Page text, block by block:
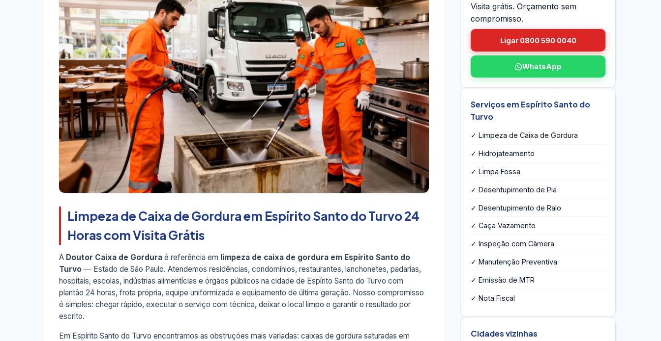
Limpeza de Caixa de Gordura em Espírito Santo do Turvo 24
Horas com Visita Grátis
A Doutor Caixa de Gordura é referência em limpeza de caixa de gordura em Espírito Santo do
Turvo — Estado de São Paulo. Atendemos residências, condomínios, restaurantes, lanchonetes, padarias,
hospitais, escolas, indústrias alimentícias e órgãos públicos na cidade de Espírito Santo do Turvo com
plantão 24 horas, frota própria, equipe uniformizada e equipamento de última geração. Nosso compromisso
é simples: chegar rápido, executar o serviço com técnica, deixar o local limpo e garantir o resultado por
escrito.
Em Espírito Santo do Turvo encontramos as obstruções mais variadas: caixas de gordura saturadas em
Visita grátis. Orçamento sem
compromisso.
Ligar 0800 590 0040
WhatsApp
Serviços em Espírito Santo do
Turvo
✓ Limpeza de Caixa de Gordura
✓ Hidrojateamento
✓ Limpa Fossa
✓ Desentupimento de Pia
✓ Desentupimento de Ralo
✓ Caça Vazamento
✓ Inspeção com Câmera
✓ Manutenção Preventiva
✓ Emissão de MTR
✓ Nota Fiscal
Cidades vizinhas